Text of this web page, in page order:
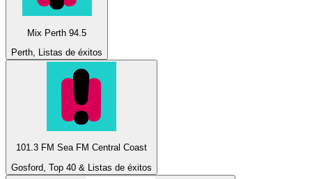
Mix Perth 94.5
Perth, Listas de éxitos
101.3 FM Sea FM Central Coast
Gosford, Top 40 & Listas de éxitos